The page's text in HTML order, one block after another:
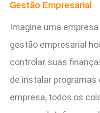
Gestão Empresarial
Imagine uma
gestão empresarial
controlar suas
de instalar programas
empresa, todos os